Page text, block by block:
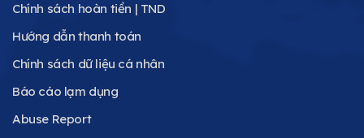
Chính sách hoàn tiền | TND
Hướng dẫn thanh toán
Chính sách dữ liệu cá nhân
Báo cáo lạm dụng
Abuse Report